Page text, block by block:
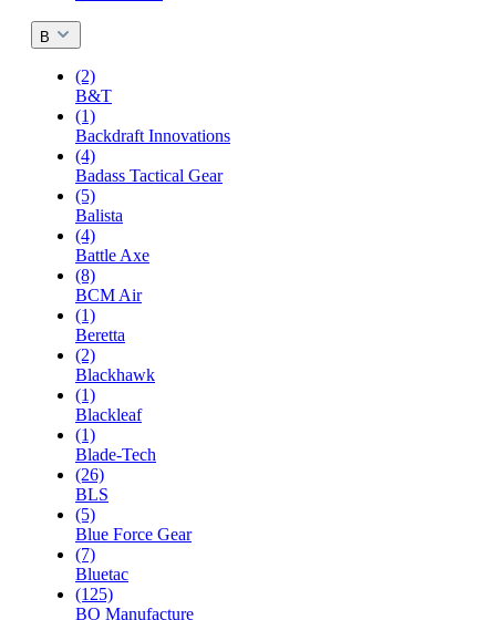
B
(2)
B&T
(1)
Backdraft Innovations
(4)
Badass Tactical Gear
(5)
Balista
(4)
Battle Axe
(8)
BCM Air
(1)
Beretta
(2)
Blackhawk
(1)
Blackleaf
(1)
Blade-Tech
(26)
BLS
(5)
Blue Force Gear
(7)
Bluetac
(125)
BO Manufacture